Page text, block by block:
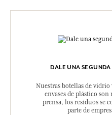
DALE UNA
Nuestras botellas de
envases de plástico
prensa, los residuos se
parte de